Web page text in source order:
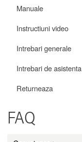
FAQ
Manuale
Instructiuni video
Intrebari generale
Intrebari de asistenta
Returneaza